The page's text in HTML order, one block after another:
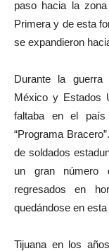
paso hacia la
Primera y de esta
se expandieron
Durante la
México y Estados
faltaba en el país
“Programa
de soldados
un gran número
regresados en
quedándose en esta
Tijuana en los